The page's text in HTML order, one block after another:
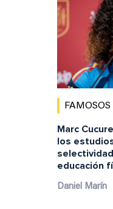
FAMOSOS
Marc
los
educación
Daniel Marín